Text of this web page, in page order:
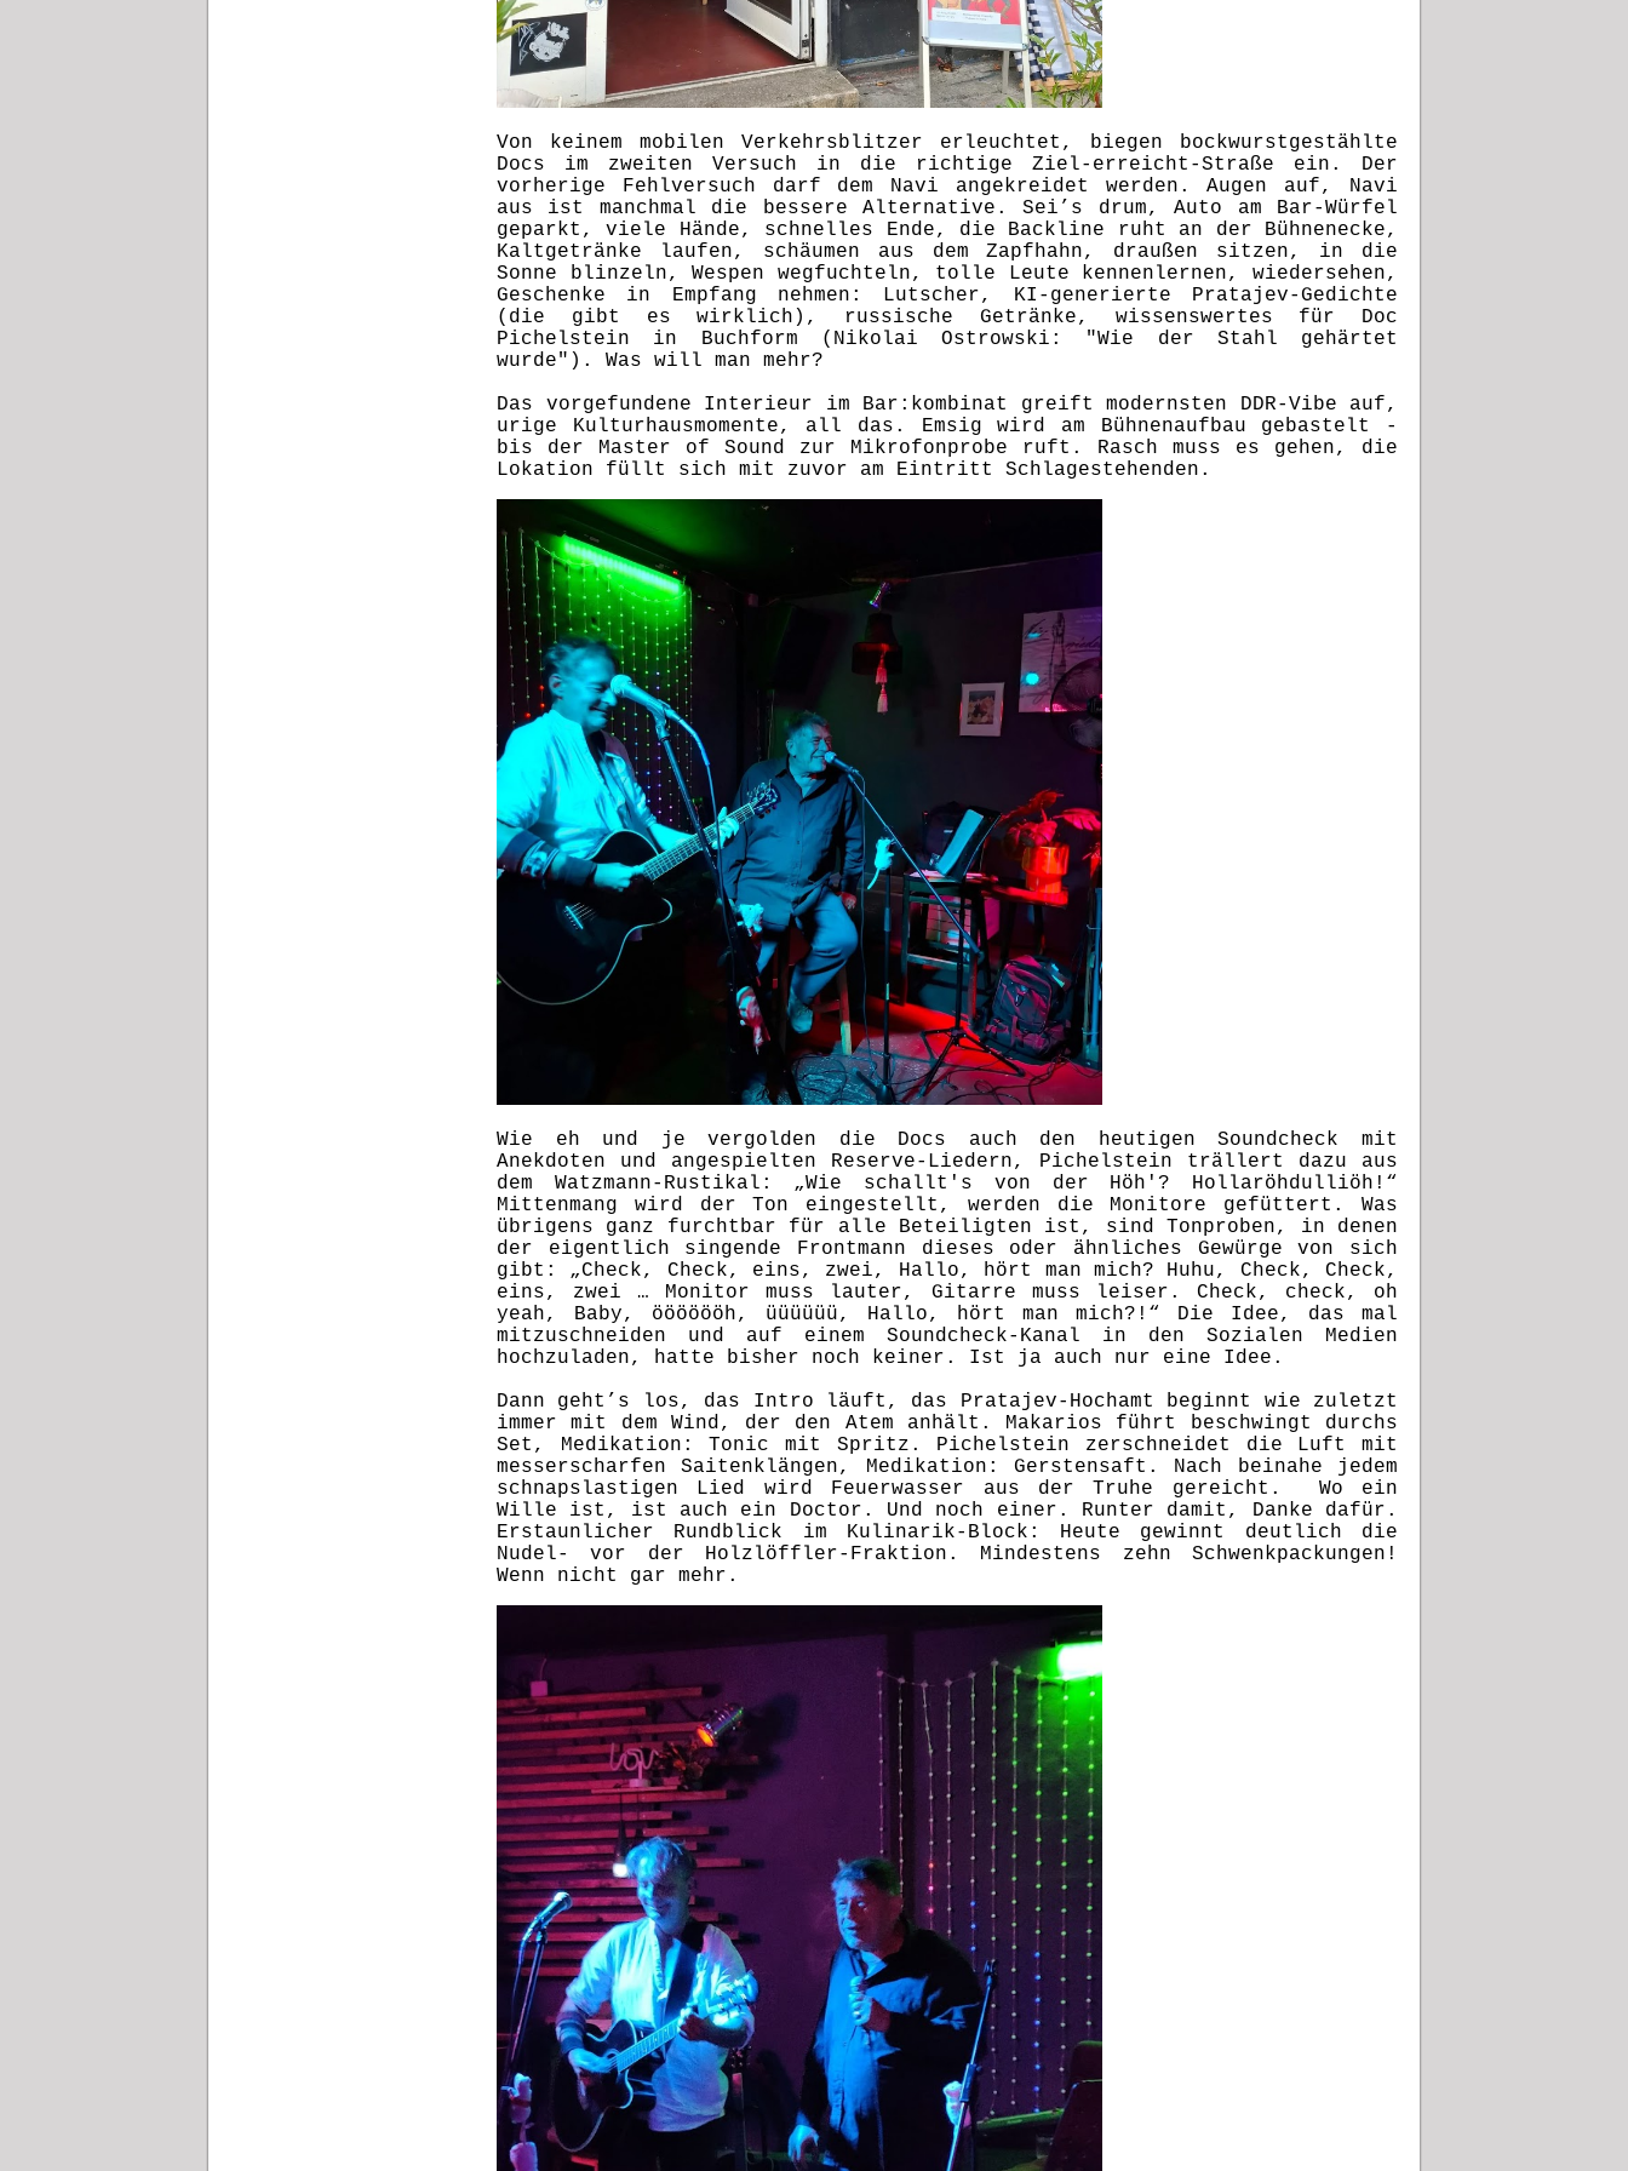
Von keinem mobilen Verkehrsblitzer erleuchtet, biegen bockwurstgestählte
Docs im zweiten Versuch in die richtige Ziel-erreicht-Straße ein. Der
vorherige Fehlversuch darf dem Navi angekreidet werden. Augen auf, Navi
aus ist manchmal die bessere Alternative. Sei’s drum, Auto am Bar-Würfel
geparkt, viele Hände, schnelles Ende, die Backline ruht an der Bühnenecke,
Kaltgetränke laufen, schäumen aus dem Zapfhahn, draußen sitzen, in die
Sonne blinzeln, Wespen wegfuchteln, tolle Leute kennenlernen, wiedersehen,
Geschenke in Empfang nehmen: Lutscher, KI-generierte Pratajev-Gedichte
(die gibt es wirklich), russische Getränke, wissenswertes für Doc
Pichelstein in Buchform (Nikolai Ostrowski: "Wie der Stahl gehärtet
wurde"). Was will man mehr?
Das vorgefundene Interieur im Bar:kombinat greift modernsten DDR-Vibe auf,
urige Kulturhausmomente, all das. Emsig wird am Bühnenaufbau gebastelt -
bis der Master of Sound zur Mikrofonprobe ruft. Rasch muss es gehen, die
Lokation füllt sich mit zuvor am Eintritt Schlagestehenden.
Wie eh und je vergolden die Docs auch den heutigen Soundcheck mit
Anekdoten und angespielten Reserve-Liedern, Pichelstein trällert dazu aus
dem Watzmann-Rustikal: „Wie schallt's von der Höh'? Hollaröhdulliöh!“
Mittenmang wird der Ton eingestellt, werden die Monitore gefüttert. Was
übrigens ganz furchtbar für alle Beteiligten ist, sind Tonproben, in denen
der eigentlich singende Frontmann dieses oder ähnliches Gewürge von sich
gibt: „Check, Check, eins, zwei, Hallo, hört man mich? Huhu, Check, Check,
eins, zwei … Monitor muss lauter, Gitarre muss leiser. Check, check, oh
yeah, Baby, ööööööh, üüüüüü, Hallo, hört man mich?!“ Die Idee, das mal
mitzuschneiden und auf einem Soundcheck-Kanal in den Sozialen Medien
hochzuladen, hatte bisher noch keiner. Ist ja auch nur eine Idee.
Dann geht’s los, das Intro läuft, das Pratajev-Hochamt beginnt wie zuletzt
immer mit dem Wind, der den Atem anhält. Makarios führt beschwingt durchs
Set, Medikation: Tonic mit Spritz. Pichelstein zerschneidet die Luft mit
messerscharfen Saitenklängen, Medikation: Gerstensaft. Nach beinahe jedem
schnapslastigen Lied wird Feuerwasser aus der Truhe gereicht.
Wo ein
Wille ist, ist auch ein Doctor. Und noch einer. Runter damit, Danke dafür.
Erstaunlicher Rundblick im Kulinarik-Block: Heute gewinnt deutlich die
Nudel- vor der Holzlöffler-Fraktion. Mindestens zehn Schwenkpackungen!
Wenn nicht gar mehr.